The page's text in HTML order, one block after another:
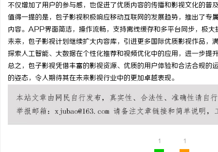
不仅增加了用户的参与感，也促进了优质内容的传播和影视文化的普
值得一提的是，包子影视积极响应移动互联网的发展趋势，推出了
内容。APP界面简洁，操作流畅，支持离线缓存和多平台同步，极大
未来，包子影视计划继续扩大内容库，引进更多国际优质影视作品
探索人工智能、大数据在个性化推荐和视频优化中的应用，进一步提
总之，包子影视凭借丰富的影视资源、优质的用户体验和合法合规
的姿态，令人期待其在未来影视行业中的更加卓越表现。
1 1
店最怕“搜不到”为什么隔壁店铺没花钱，
天天给他免费派单？
揭秘！专业充电桩项目
哪些行业秘诀？